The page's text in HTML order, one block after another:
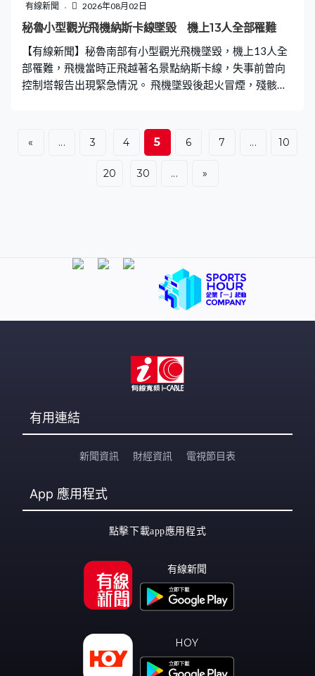
有線新聞 2026年08月02日
秘魯小型觀光飛機納斯卡線墜毀 機上13人全部罹難
【有線新聞】秘魯南部有小型觀光飛機墜毀，機上13人全
部罹難，飛機當時正飛越著名景點納斯卡線，失事前曾向
控制塔報告出現緊急情況。 飛機墜毀後起火冒煙，殘骸散
斯科出發，原定飛越著名景點納斯卡線，起飛不久向控制
塔匯報出現緊急情況，之後失聯，最終在距離納斯卡線約
19公里外一處農田墜毀。 機上11名遊客及2名機組人員全
傾，相當於香港三分之二面積，估計有約2千年歷史。
1994年被聯合國教科文組織列為世界遺產，每年吸引約10
萬人慕名前往，遊客會乘坐小型飛機在空中遊覽。
« ... 3 4 5 6 7 ... 10
20 30 ... »
有用連結
新聞資訊 財經資訊 電視節目表
App 應用程式
點擊下載app應用程式
有線新聞
HOY